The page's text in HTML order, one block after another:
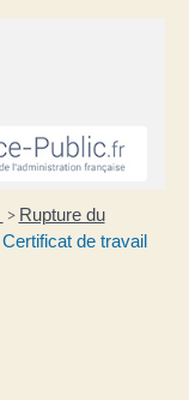
> Rupture du
Certificat de travail